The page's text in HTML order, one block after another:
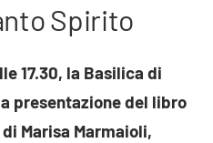
Spirito
17.30, la Basilica di
presentazione del libro
Marisa Marmaioli,